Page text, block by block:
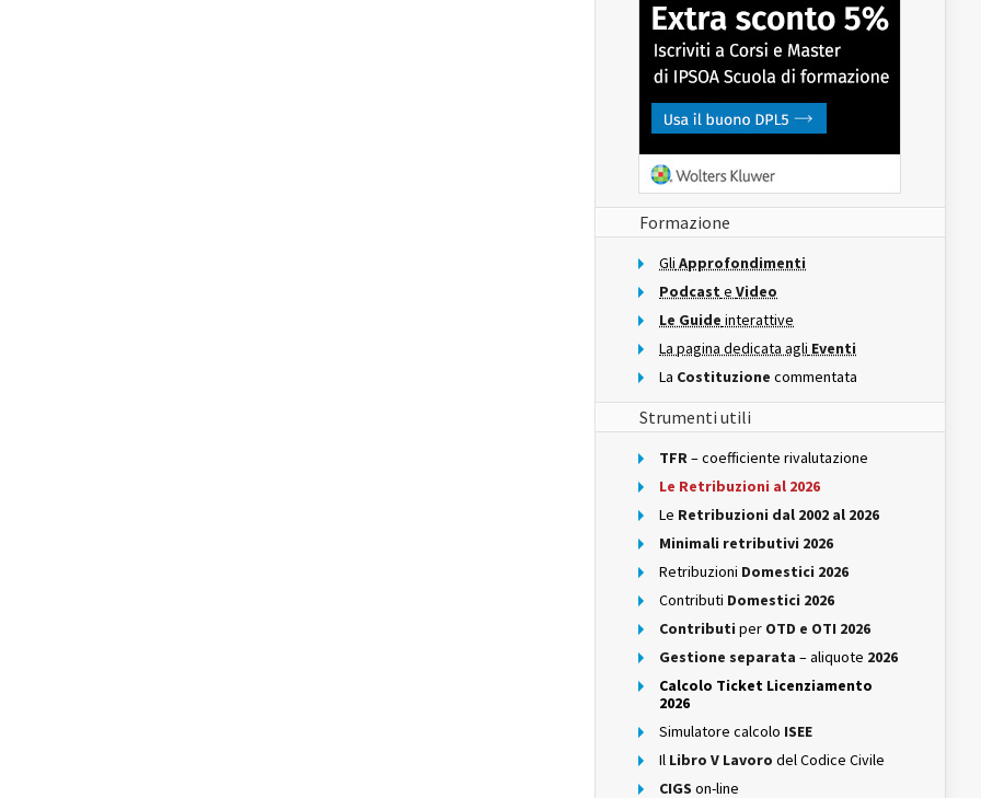
Formazione
Gli Approfondimenti
Podcast e Video
Le Guide interattive
La pagina dedicata agli Eventi
La Costituzione commentata
Strumenti utili
TFR– coefficiente rivalutazione
Le Retribuzioni al 2026
Le Retribuzioni dal 2002 al 2026
Minimali retributivi 2026
Retribuzioni Domestici 2026
Contributi Domestici 2026
Contributi per OTD e OTI 2026
Gestione separata – aliquote 2026
Calcolo Ticket Licenziamento
2026
Simulatore calcolo ISEE
Il Libro V Lavoro del Codice Civile
CIGS on-line